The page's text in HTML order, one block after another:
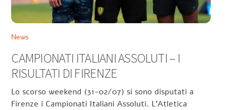
News
CAMPIONATI ITALIANI ASSOLUTI – I
RISULTATI DI FIRENZE
Lo scorso weekend (31-02/07) si sono disputati a
Firenze i Campionati Italiani Assoluti. L’Atletica